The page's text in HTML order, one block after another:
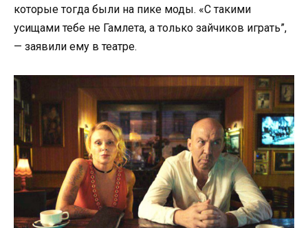
которые тогда были на пике моды. «С такими
усищами тебе не Гамлета, а только зайчиков играть”,
— заявили ему в театре.